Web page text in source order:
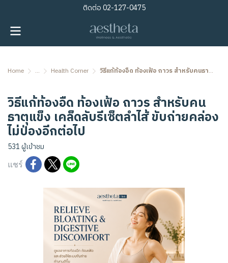
ติดต่อ02-127-0475
Home ... Health Corner วิธีแก้ท้องอืด ท้องเฟ้อ ถาวร สำหรับคนธาตุแข็ง เคล็ดลับรีเซ็ตลำไส้ ขับถ่ายคล่อง ไม่ป่องอีกต่อไป
วิธีแก้ท้องอืด ท้องเฟ้อ ถาวร สำหรับคน
ธาตุแข็ง เคล็ดลับรีเซ็ตลำไส้ ขับถ่ายคล่อง
ไม่ป่องอีกต่อไป
531 ผู้เข้าชม
แชร์